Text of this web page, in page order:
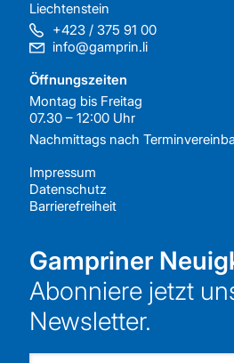
Liechtenstein
+423 / 375 91 00
info@gamprin.li
Öffnungszeiten
Montag bis Freitag
07.30 – 12:00 Uhr
Nachmittags nach
Impressum
Datenschutz
Barrierefreiheit
Gampriner
Abonniere jetzt
Newsletter.